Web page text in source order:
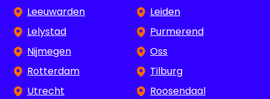
Leeuwarden
Leiden
Lelystad
Purmerend
Nijmegen
Oss
Rotterdam
Tilburg
Utrecht
Roosendaal